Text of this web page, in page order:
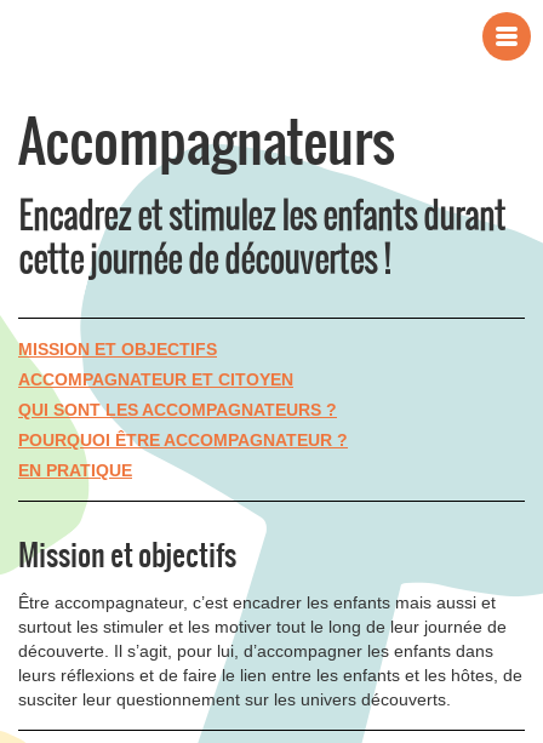
Accompagnateurs
Encadrez et stimulez les enfants durant
cette journée de découvertes !
MISSION ET OBJECTIFS
ACCOMPAGNATEUR ET CITOYEN
QUI SONT LES ACCOMPAGNATEURS ?
POURQUOI ÊTRE ACCOMPAGNATEUR ?
EN PRATIQUE
Mission et objectifs
Être accompagnateur, c’est encadrer les enfants mais aussi et
surtout les stimuler et les motiver tout le long de leur journée de
découverte. Il s’agit, pour lui, d’accompagner les enfants dans
leurs réflexions et de faire le lien entre les enfants et les hôtes, de
susciter leur questionnement sur les univers découverts.